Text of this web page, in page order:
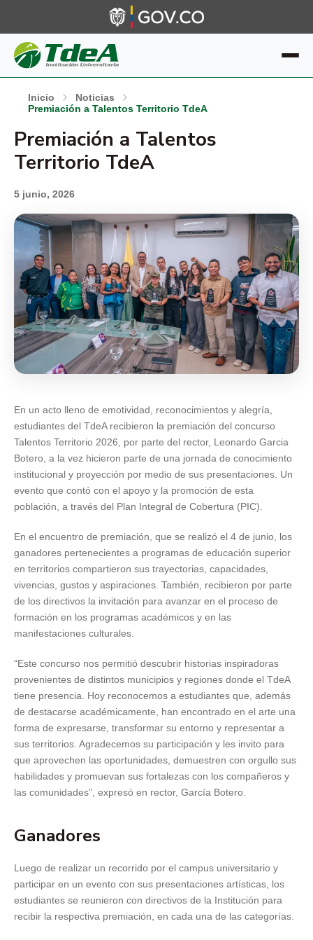
Inicio
Noticias
Premiación a Talentos Territorio TdeA
Premiación a Talentos
Territorio TdeA
5 junio, 2026
En un acto lleno de emotividad, reconocimientos y alegría,
estudiantes del TdeA recibieron la premiación del concurso
Talentos Territorio 2026, por parte del rector, Leonardo Garcia
Botero, a la vez hicieron parte de una jornada de conocimiento
institucional y proyección por medio de sus presentaciones. Un
evento que contó con el apoyo y la promoción de esta
población, a través del Plan Integral de Cobertura (PIC).
En el encuentro de premiación, que se realizó el 4 de junio, los
ganadores pertenecientes a programas de educación superior
en territorios compartieron sus trayectorias, capacidades,
vivencias, gustos y aspiraciones. También, recibieron por parte
de los directivos la invitación para avanzar en el proceso de
formación en los programas académicos y en las
manifestaciones culturales.
“Este concurso nos permitió descubrir historias inspiradoras
provenientes de distintos municipios y regiones donde el TdeA
tiene presencia. Hoy reconocemos a estudiantes que, además
de destacarse académicamente, han encontrado en el arte una
forma de expresarse, transformar su entorno y representar a
sus territorios. Agradecemos su participación y les invito para
que aprovechen las oportunidades, demuestren con orgullo sus
habilidades y promuevan sus fortalezas con los compañeros y
las comunidades”, expresó en rector, García Botero.
Ganadores
Luego de realizar un recorrido por el campus universitario y
participar en un evento con sus presentaciones artísticas, los
estudiantes se reunieron con directivos de la Institución para
recibir la respectiva premiación, en cada una de las categorías.